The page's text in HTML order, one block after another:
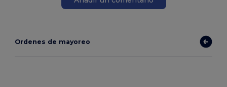
Ordenes de mayoreo